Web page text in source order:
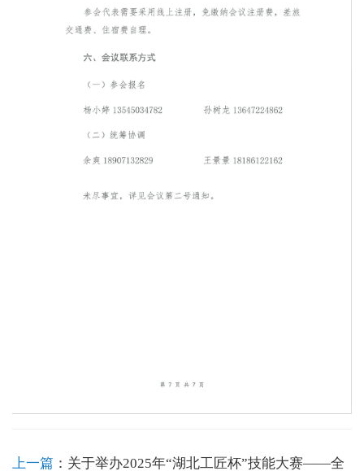
上一篇 ： 关于举办2025年“湖北工匠杯”技能大赛——全